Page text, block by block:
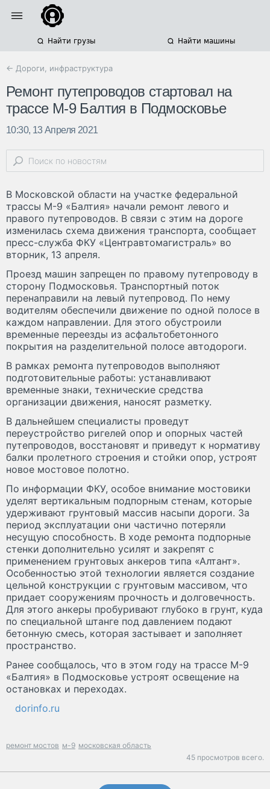
Найти грузы Найти машины
← Дороги, инфраструктура
Ремонт путепроводов стартовал на
трассе М-9 Балтия в Подмосковье
10:30, 13 Апреля 2021
В Московской области на участке федеральной
трассы М-9 «Балтия» начали ремонт левого и
правого путепроводов. В связи с этим на дороге
изменилась схема движения транспорта, сообщает
пресс-служба ФКУ «Центравтомагистраль» во
вторник, 13 апреля.
Проезд машин запрещен по правому путепроводу в
сторону Подмосковья. Транспортный поток
перенаправили на левый путепровод. По нему
водителям обеспечили движение по одной полосе в
каждом направлении. Для этого обустроили
временные переезды из асфальтобетонного
покрытия на разделительной полосе автодороги.
В рамках ремонта путепроводов выполняют
подготовительные работы: устанавливают
временные знаки, технические средства
организации движения, наносят разметку.
В дальнейшем специалисты проведут
переустройство ригелей опор и опорных частей
путепроводов, восстановят и приведут к нормативу
балки пролетного строения и стойки опор, устроят
новое мостовое полотно.
По информации ФКУ, особое внимание мостовики
уделят вертикальным подпорным стенам, которые
удерживают грунтовый массив насыпи дороги. За
период эксплуатации они частично потеряли
несущую способность. В ходе ремонта подпорные
стенки дополнительно усилят и закрепят с
применением грунтовых анкеров типа «Алтант».
Особенностью этой технологии является создание
цельной конструкции с грунтовым массивом, что
придает сооружениям прочность и долговечность.
Для этого анкеры пробуривают глубоко в грунт, куда
по специальной штанге под давлением подают
бетонную смесь, которая застывает и заполняет
пространство.
Ранее сообщалось, что в этом году на трассе М-9
«Балтия» в Подмосковье устроят освещение на
остановках и переходах.
dorinfo.ru
ремонт мостов м-9 московская область
45 просмотров всего.